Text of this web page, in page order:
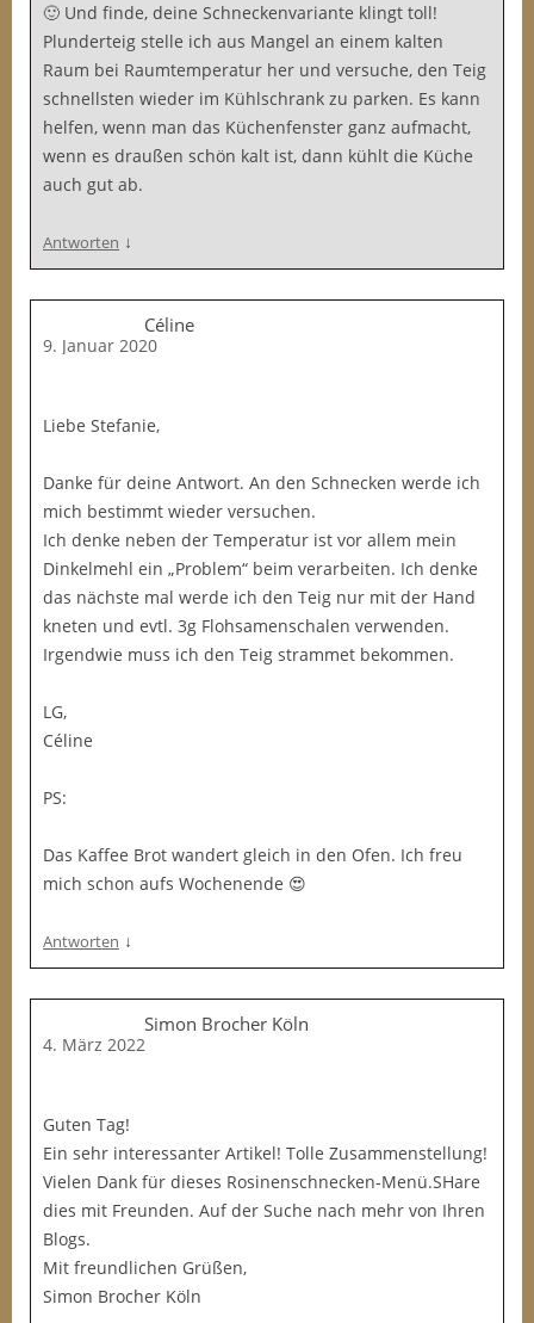
🙂 Und finde, deine Schneckenvariante klingt toll!
Plunderteig stelle ich aus Mangel an einem kalten
Raum bei Raumtemperatur her und versuche, den Teig
schnellsten wieder im Kühlschrank zu parken. Es kann
helfen, wenn man das Küchenfenster ganz aufmacht,
wenn es draußen schön kalt ist, dann kühlt die Küche
auch gut ab.
Antworten ↓
Céline
9. Januar 2020
Liebe Stefanie,
Danke für deine Antwort. An den Schnecken werde ich
mich bestimmt wieder versuchen.
Ich denke neben der Temperatur ist vor allem mein
Dinkelmehl ein „Problem“ beim verarbeiten. Ich denke
das nächste mal werde ich den Teig nur mit der Hand
kneten und evtl. 3g Flohsamenschalen verwenden.
Irgendwie muss ich den Teig strammet bekommen.
LG,
Céline
PS:
Das Kaffee Brot wandert gleich in den Ofen. Ich freu
mich schon aufs Wochenende 😍
Antworten ↓
Simon Brocher Köln
4. März 2022
Guten Tag!
Ein sehr interessanter Artikel! Tolle Zusammenstellung!
Vielen Dank für dieses Rosinenschnecken-Menü.SHare
dies mit Freunden. Auf der Suche nach mehr von Ihren
Blogs.
Mit freundlichen Grüßen,
Simon Brocher Köln